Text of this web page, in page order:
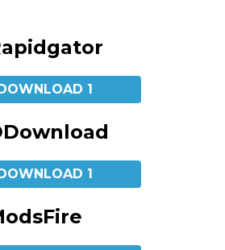
1
1